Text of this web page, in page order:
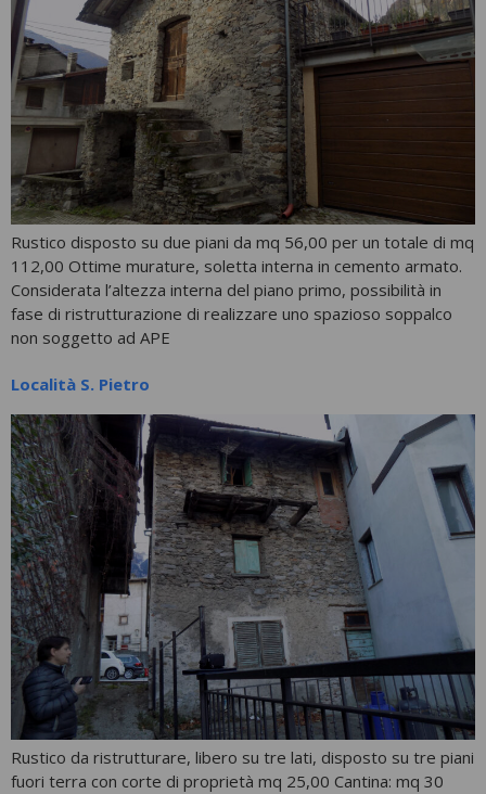
Rustico disposto su due piani da mq 56,00 per un totale di mq
112,00 Ottime murature, soletta interna in cemento armato.
Considerata l’altezza interna del piano primo, possibilità in
fase di ristrutturazione di realizzare uno spazioso soppalco
non soggetto ad APE
Località S. Pietro
Rustico da ristrutturare, libero su tre lati, disposto su tre piani
fuori terra con corte di proprietà mq 25,00 Cantina: mq 30